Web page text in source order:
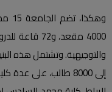
والتوجيهية. وتشتمل هذه
إلى 8000 طالب،